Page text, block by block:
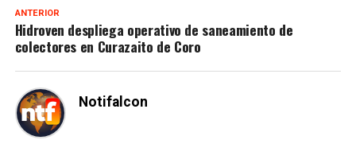
ANTERIOR
Hidroven despliega operativo de saneamiento de
colectores en Curazaito de Coro
Notifalcon